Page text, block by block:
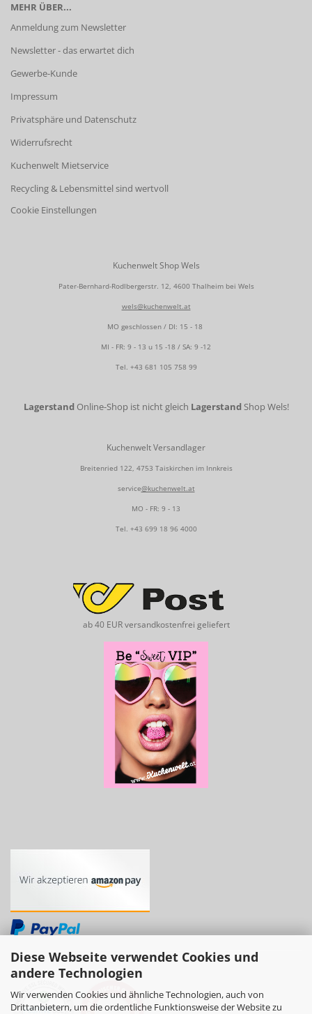
Diese Webseite verwendet Cookies und
andere Technologien
Wir verwenden Cookies und ähnliche Technologien, auch von
Drittanbietern, um die ordentliche Funktionsweise der Website zu
MEHR ÜBER...
Anmeldung zum Newsletter
Newsletter - das erwartet dich
Gewerbe-Kunde
Impressum
Privatsphäre und Datenschutz
Widerrufsrecht
Kuchenwelt Mietservice
Recycling & Lebensmittel sind wertvoll
Cookie Einstellungen
Kuchenwelt Shop Wels
Pater-Bernhard-Rodlbergerstr. 12, 4600 Thalheim bei Wels
wels@kuchenwelt.at
MO geschlossen / DI: 15 - 18
MI - FR: 9 - 13 u 15 -18 / SA: 9 -12
Tel. +43 681 105 758 99
Lagerstand Online-Shop ist nicht gleich Lagerstand Shop Wels!
Kuchenwelt Versandlager
Breitenried 122, 4753 Taiskirchen im Innkreis
service@kuchenwelt.at
MO - FR: 9 - 13
Tel. +43 699 18 96 4000
ab 40 EUR versandkostenfrei geliefert